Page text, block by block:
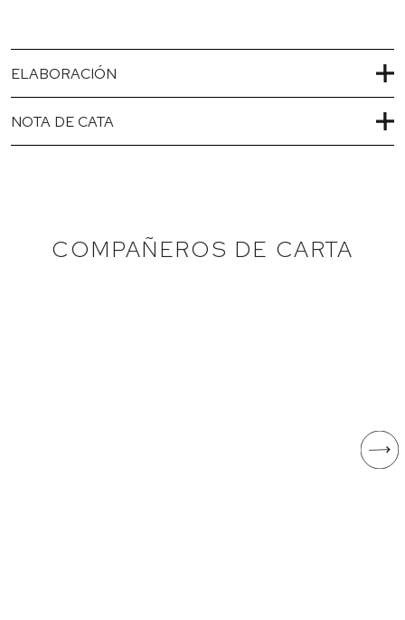
ELABORACIÓN
NOTA DE CATA
COMPAÑEROS DE CARTA